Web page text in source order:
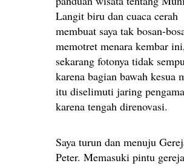
Langit biru dan cuaca cerah
membuat saya tak bosan-
memotret menara kembar
sekarang fotonya tidak
karena bagian bawah kesua
itu diselimuti jaring
karena tengah direnovasi.
Saya turun dan menuju
Peter. Memasuki pintu